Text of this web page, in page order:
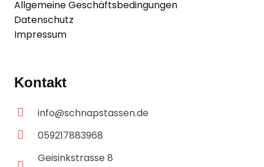
Allgemeine Geschäftsbedingungen
Datenschutz
Impressum
Kontakt
info@schnapstassen.de
059217883968
Geisinkstrasse 8